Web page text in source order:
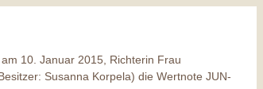
Susanna Korpela) die Wertnote JUN-